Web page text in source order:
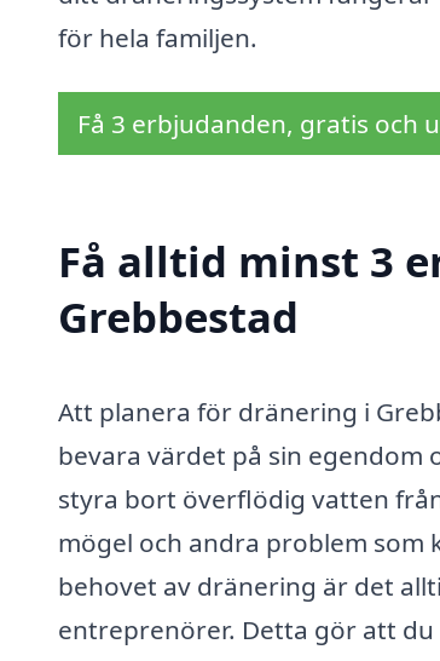
för hela familjen.
Få 3 erbjudanden, gratis och
Få alltid minst 3
Grebbestad
Att planera för dränering i
bevara värdet på sin egendom
styra bort överflödig vatten
mögel och andra problem
behovet av dränering är det
entreprenörer. Detta gör att